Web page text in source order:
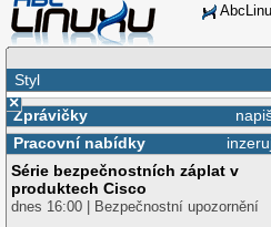
Styl
×
Zprávičky
Pracovní nabídky
Série bezpečnostních záplat v
produktech Cisco
dnes 16:00 | Bezpečnostní upozornění